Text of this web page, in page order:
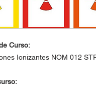
Curso:
Ionizantes NOM 012